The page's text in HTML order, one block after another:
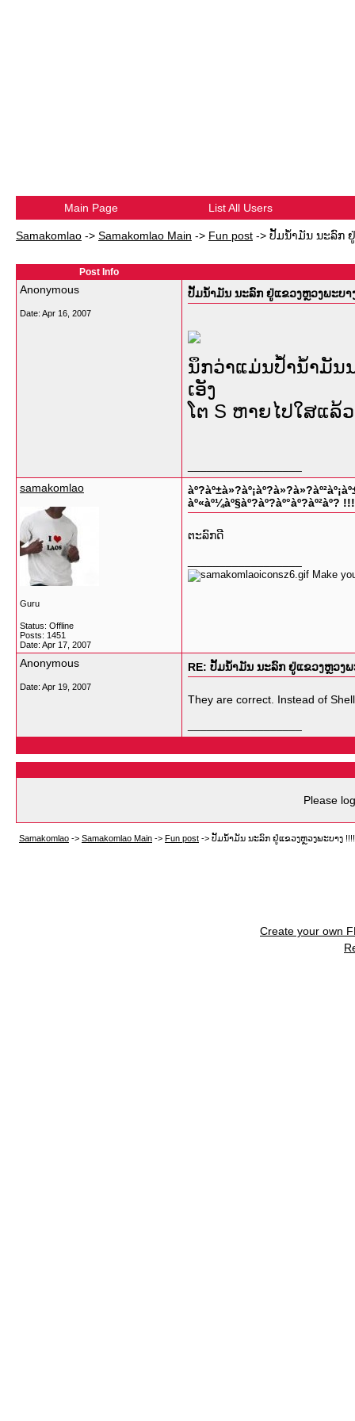
Main Page List All Users
Samakomlao -> Samakomlao Main -> Fun post -> ປັ້ມນໍ້າມັນ ນະລົກ
Post Info
Anonymous
Date: Apr 16, 2007
ປັ້ມນໍ້າມັນ ນະລົກ ຢູ່ແຂວງຫຼວງພະບາ
ນຶກວ່າແມ່ນປໍ້ານໍ້າມັນ
ເອັງ
ໂຕ S ຫາຍໄປໃສແລ້
samakomlao
Guru
Status: Offline
Posts: 1451
Date: Apr 17, 2007
àº«àº¼àº§àº?àº?àº°àº?àº²àº?
ຕະລົກດີ
Make
Anonymous
Date: Apr 19, 2007
RE: ປັ້ມນໍ້າມັນ ນະລົກ ຢູ່ແຂວງຫຼວງ
They are correct. Instead of
Please
Samakomlao -> Samakomlao Main -> Fun post -> ປັ້ມນໍ້າມັນ ນະລົກ ຢູ່ແຂວງຫຼວງພະບາງ !!!!
Create your own